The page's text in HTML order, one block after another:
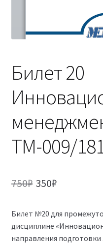
38.04.04
Билет 20
ТМ-009/
750₽
составляла
750₽.
350₽Текущая
350₽.
Билет №20 для
дисциплине
направления